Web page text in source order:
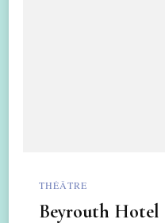
THÉÂTRE
Beyrouth Hotel